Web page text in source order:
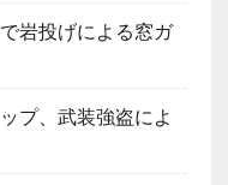
岩投げによる窓ガ
プ、武装強盗によ